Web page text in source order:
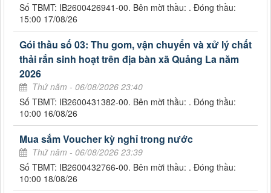
Số TBMT: IB2600426941-00. Bên mời thầu: . Đóng thầu:
15:00 17/08/26
Gói thầu số 03: Thu gom, vận chuyển và xử lý chất
thải rắn sinh hoạt trên địa bàn xã Quảng La năm
2026
Thứ năm - 06/08/2026 23:40
Số TBMT: IB2600431382-00. Bên mời thầu: . Đóng thầu:
10:00 16/08/26
Mua sắm Voucher kỳ nghỉ trong nước
Thứ năm - 06/08/2026 23:39
Số TBMT: IB2600432766-00. Bên mời thầu: . Đóng thầu:
10:00 18/08/26